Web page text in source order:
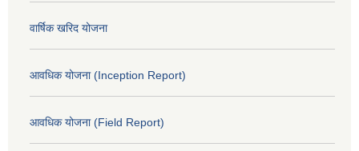
वार्षिक खरिद योजना
आवधिक योजना (Inception Report)
आवधिक योजना (Field Report)